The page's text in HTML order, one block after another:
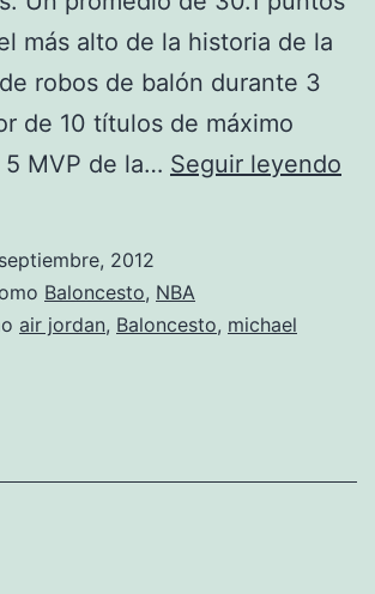
más alto de la historia de la
robos de balón durante 3
de 10 títulos de máximo
MVP de la… Seguir leyendo
2012
Baloncesto, NBA
air jordan, Baloncesto, michael